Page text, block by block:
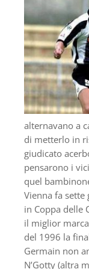
alternavano a
di metterlo in
giudicato
pensarono i
quel
Vienna fa
in Coppa delle
il miglior
del 1996 la
Germain non
N’Gotty (altra